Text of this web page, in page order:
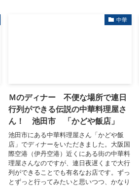
中華
Ｍのディナー 不便な場所で連日
行列ができる伝説の中華料理屋さ
ん！ 池田市 「かどや飯店」
池田市にある中華料理屋さん「かどや飯
店」でディナーをいただきました。大阪国
際空港（伊丹空港）近くにある街の中華料
理屋さんなのですが、連日夜遅くまで大行
列ができることでも有名なお店です。ずっ
とずっと行ってみたいと思いつつ、かなり